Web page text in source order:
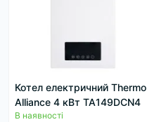
Котел електричний Thermo
Alliance 4 кВт TA149DCN4
В наявності